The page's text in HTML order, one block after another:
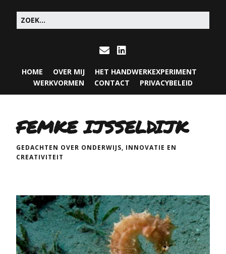
HOME OVER MIJ
HET HANDWERKEXPERIMENT
WERKVORMEN
CONTACT PRIVACYBELEID
FEMKE IJSSELDIJK
GEDACHTEN OVER ONDERWIJS, INNOVATIE EN
CREATIVITEIT